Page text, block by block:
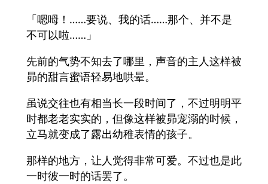
「嗯呣！……要说、我的话……那个、并不是
不可以啦……」
先前的气势不知去了哪里，声音的主人这样被
昴的甜言蜜语轻易地哄晕。
虽说交往也有相当长一段时间了，不过明明平
时都老老实实的，但像这样被昴宠溺的时候，
立马就变成了露出幼稚表情的孩子。
那样的地方，让人觉得非常可爱。不过也是此
一时彼一时的话罢了。